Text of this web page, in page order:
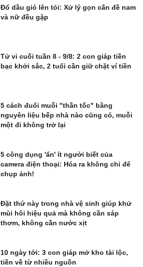
Đổ dầu gió lên tỏi: Xử lý gọn cấn đề nam
và nữ đều gặp
Tử vi cuối tuần 8 - 9/8: 2 con giáp tiền
bạc khởi sắc, 2 tuổi cần giữ chặt ví tiền
5 cách đuổi muỗi "thần tốc" bằng
nguyên liệu bếp nhà nào cũng có, muỗi
một đi không trở lại
5 công dụng 'ẩn' ít người biết của
camera điện thoại: Hóa ra không chỉ để
chụp ảnh!
Đặt thứ này trong nhà vệ sinh giúp khử
mùi hôi hiệu quả mà không cần sáp
thơm, không cần nước xịt
10 ngày tới: 3 con giáp mở kho tài lộc,
tiền về từ nhiều nguồn